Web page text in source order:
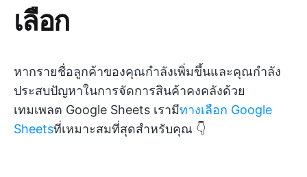
เลือก
หากรายชื่อลูกค้าของคุณกำลังเพิ่มขึ้นและคุณกำลัง
ประสบปัญหาในการจัดการสินค้าคงคลังด้วย
เทมเพลต Google Sheets เรามีทางเลือก Google
Sheetsที่เหมาะสมที่สุดสำหรับคุณ 👇